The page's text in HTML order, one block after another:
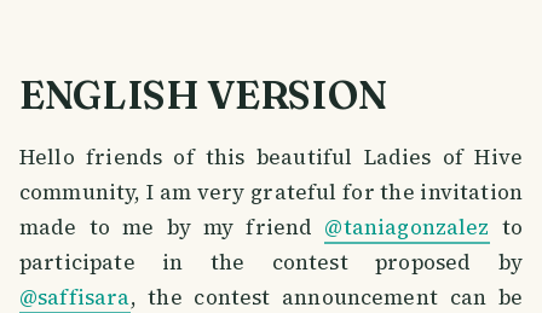
ENGLISH VERSION
Hello friends of this beautiful Ladies of Hive
community, I am very grateful for the invitation
made to me by my friend @taniagonzalez to
participate in the contest proposed by
@saffisara, the contest announcement can be